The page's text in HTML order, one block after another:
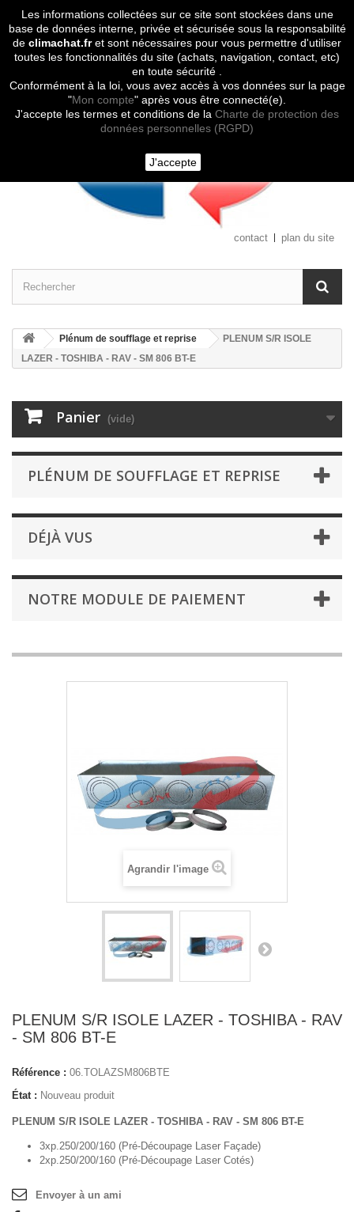
Les informations collectées sur ce site sont stockées dans une
base de données interne, privée et sécurisée sous la responsabilité
de climachat.fret sont nécessaires pour vous permettre d'utiliser
toutes les fonctionnalités du site (achats, navigation, contact, etc)
en toute sécurité .
Conformément à la loi, vous avez accès à vos données sur la page
"Mon compte" après vous être connecté(e).
J'accepte les termes et conditions de la Charte de protection des
données personnelles (RGPD)
J'accepte
Contactez-nous
contact plan du site
Plénum de soufflage et reprise
PLENUM S/R ISOLE
LAZER - TOSHIBA - RAV - SM 806 BT-E
Panier (vide)
PLÉNUM DE SOUFFLAGE ET REPRISE
DÉJÀ VUS
NOTRE MODULE DE PAIEMENT
Agrandir l'image
PLENUM S/R ISOLE LAZER - TOSHIBA - RAV
- SM 806 BT-E
Référence : 06.TOLAZSM806BTE
État : Nouveau produit
PLENUM S/R ISOLE LAZER - TOSHIBA - RAV - SM 806 BT-E
3xp.250/200/160 (Pré-Découpage Laser Façade)
2xp.250/200/160 (Pré-Découpage Laser Cotés)
Envoyer à un ami